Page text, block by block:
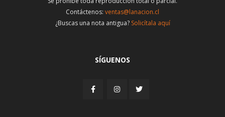
Contáctenos: ventas@lanacion.cl
¿Buscas una nota antigua? Solicítala aquí
SÍGUENOS